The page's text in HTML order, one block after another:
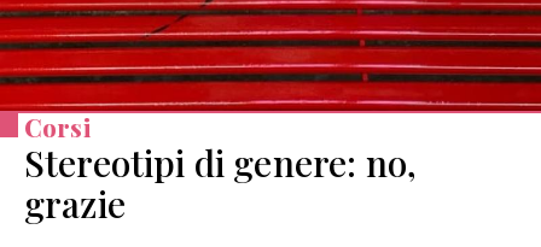
Corsi
Stereotipi di genere: no,
grazie